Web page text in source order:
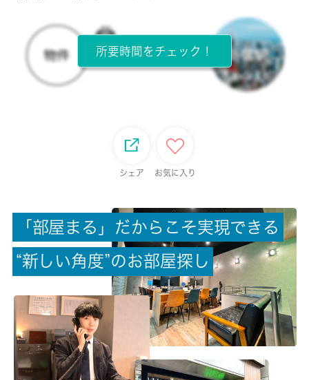
所在階
2階 / 2階建
償却/敷引
-/-
権利金/雑費
-/-
総戸数
20戸
所要時間をチェック！
シェア お気に入り
「 部屋 ま る 」 だ か ら こ そ実現で き る
“新 し い角 度”のお部屋探 し